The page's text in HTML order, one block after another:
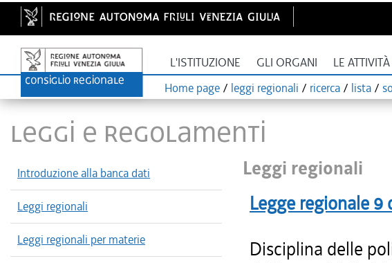
L'ISTITUZIONE GLI ORGANI LE ATTIVITÀ
Home page / leggi regionali / ricerca / lista /
LEGGI E REGOLAMENTI
Introduzione alla banca dati
Leggi regionali
Leggi regionali per materie
Leggi regionali
Legge regionale 9
Disciplina delle